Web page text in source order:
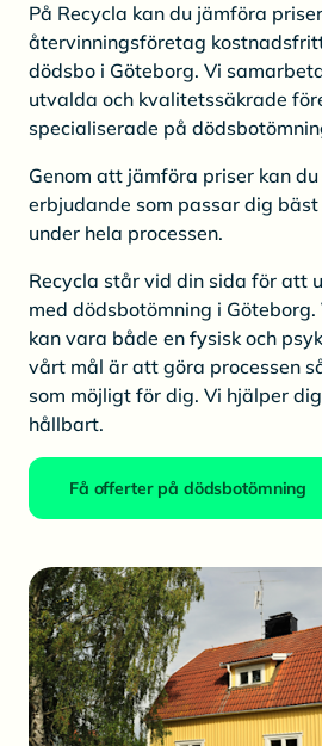
På Recycla kan du jämföra
återvinningsföretag
dödsbo i Göteborg. Vi
utvalda och kvalitetssäkrade
specialiserade på
Genom att jämföra priser kan
erbjudande som passar dig
under hela processen.
Recycla står vid din sida för att
med dödsbotömning i
kan vara både en fysisk och
vårt mål är att göra processen
som möjligt för dig. Vi hjälper
hållbart.
Få offerter på dödsbotömning